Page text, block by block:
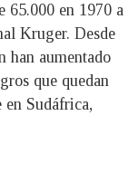
65.000 en 1970 a
Kruger. Desde
han aumentado
que quedan
en Sudáfrica,